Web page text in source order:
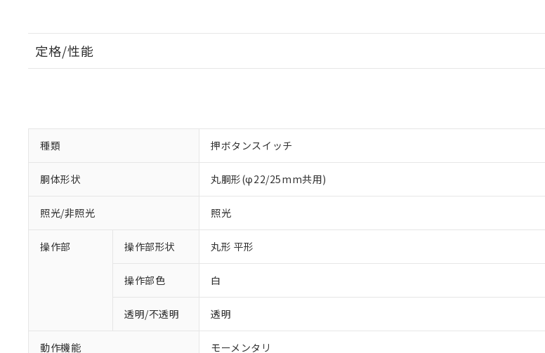
定格/性能
種類 押ボタンスイッチ
胴体形状 丸胴形(φ22/25mm共用)
照光/非照光 照光
操作部 操作部形状 丸形 平形
操作部色 白
透明/不透明 透明
動作機能 モーメンタリ